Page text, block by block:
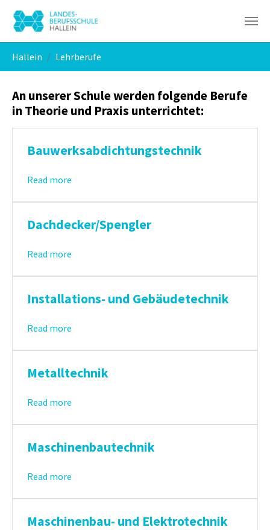
Hallein Lehrberufe
An unserer Schule werden folgende Berufe
in Theorie und Praxis unterrichtet:
Bauwerksabdichtungstechnik
Read more
Dachdecker/Spengler
Read more
Installations- und Gebäudetechnik
Read more
Metalltechnik
Read more
Maschinenbautechnik
Read more
Maschinenbau- und Elektrotechnik